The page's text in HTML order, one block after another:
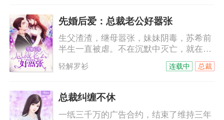
给她……他不允许她叫他哥，她只能叫他
名字，付墨沉，付墨沉，一遍遍，根深蒂
固……
先婚后爱：总裁老公好嚣张
生父渣渣，继母嚣张，妹妹阴毒，苏希前
半生一直被虐。不在沉默中灭亡，就在沉
默中爆（变）发（态）。黑莲花进击路
上，却意外被逼闪婚。只是那个外表冷酷
希：给我跪下唱征服。陆霆：你给老子说
清楚，到底是跪搓衣板还是跪榴莲！
轻解罗衫 总裁
连载中
总裁纠缠不休
一纸三千万的广告合约，结束了维持三年